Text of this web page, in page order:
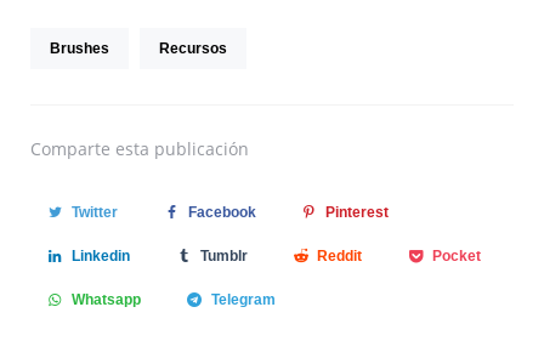
Brushes Recursos
Comparte esta publicación
Twitter Facebook Pinterest
Linkedin Tumblr Reddit Pocket
Whatsapp Telegram